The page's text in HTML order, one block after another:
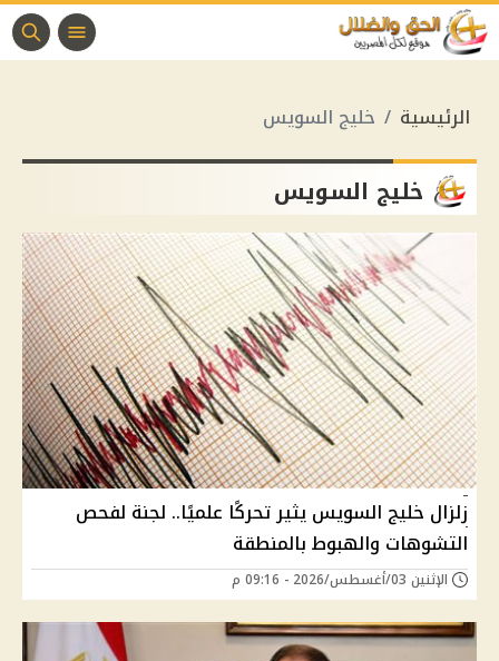
الرئيسية خليج السويس
خليج السويس
زلزال خليج السويس يثير تحركًا علميًا.. لجنة لفحص
التشوهات والهبوط بالمنطقة
الإثنين 03/أغسطس/2026 - 09:16 م